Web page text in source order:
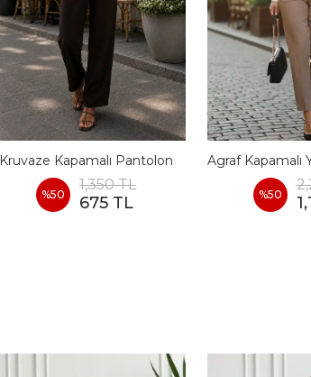
Kruvaze Kapamalı Pantolon
%50
1,350 TL
675 TL %50